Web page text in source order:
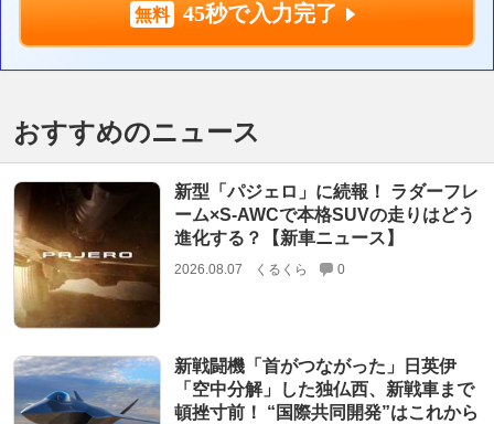
45秒で入力完了
おすすめのニュース
新型「パジェロ」に続報！ ラダーフレ
ーム×S-AWCで本格SUVの走りはどう
進化する？【新車ニュース】
2026.08.07 くるくら 0
新戦闘機「首がつながった」日英伊
「空中分解」した独仏西、新戦車まで
頓挫寸前！ “国際共同開発”はこれから